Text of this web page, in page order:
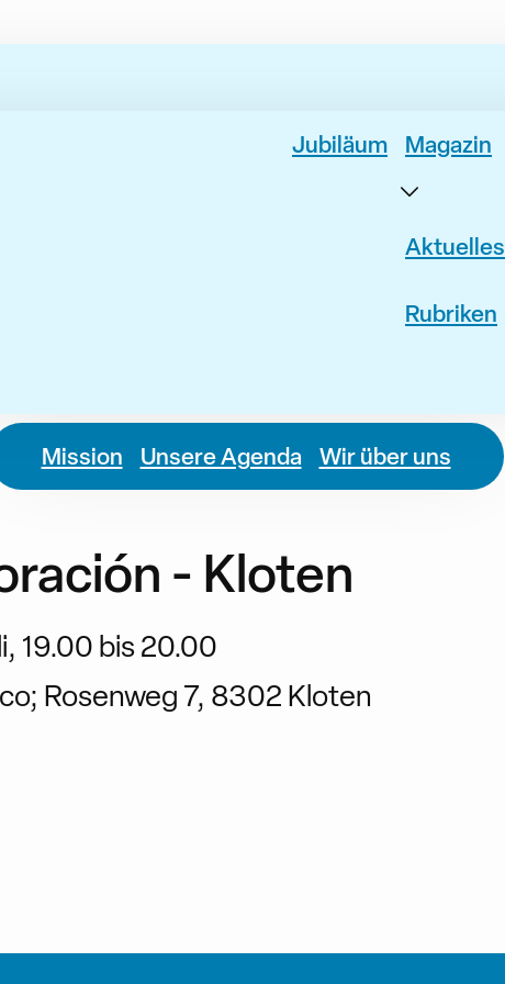
Jubiläum Magazin
Aktuelles
Rubriken
Mission Unsere Agenda Wir über uns
- Kloten
19.00 bis 20.00
Rosenweg 7, 8302 Kloten